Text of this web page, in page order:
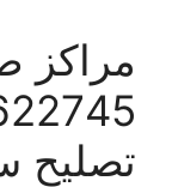
مراكز
تصليح